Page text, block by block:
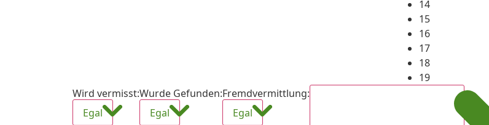
14
15
16
17
18
19
Wird vermisst:
Egal
Wurde Gefunden:
Egal
Fremdvermittlung:
Egal